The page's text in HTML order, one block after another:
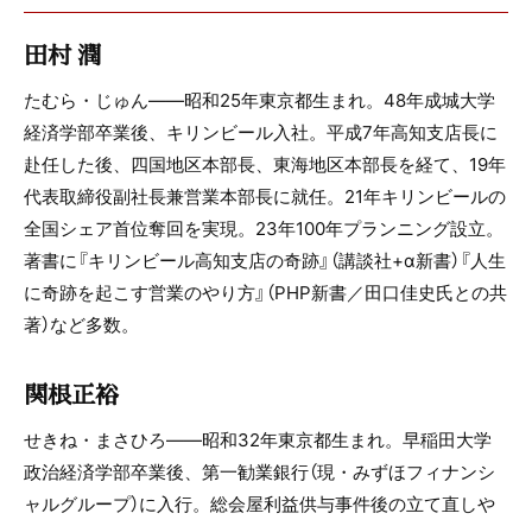
田村 潤
たむら・じゅん――昭和25年東京都生まれ。48年成城大学
経済学部卒業後、キリンビール入社。平成7年高知支店長に
赴任した後、四国地区本部長、東海地区本部長を経て、19年
代表取締役副社長兼営業本部長に就任。21年キリンビールの
全国シェア首位奪回を実現。23年100年プランニング設立。
著書に『キリンビール高知支店の奇跡』（講談社+α新書）『人生
に奇跡を起こす営業のやり方』（PHP新書／田口佳史氏との共
著）など多数。
関根正裕
せきね・まさひろ――昭和32年東京都生まれ。早稲田大学
政治経済学部卒業後、第一勧業銀行（現・みずほフィナンシ
ャルグループ）に入行。総会屋利益供与事件後の立て直しや